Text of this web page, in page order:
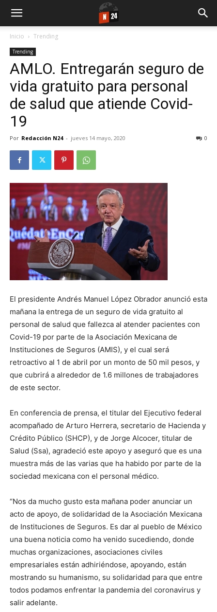
Inicio Trending
Trending
AMLO. Entregarán seguro de
vida gratuito para personal
de salud que atiende Covid-
19
Por Redacción N24 - jueves 14 mayo, 2020 0
El presidente Andrés Manuel López Obrador anunció esta
mañana la entrega de un seguro de vida gratuito al
personal de salud que fallezca al atender pacientes con
Covid-19 por parte de la Asociación Mexicana de
Instituciones de Seguros (AMIS), y el cual será
retroactivo al 1 de abril por un monto de 50 mil pesos, y
que cubrirá a alrededor de 1.6 millones de trabajadores
de este sector.
En conferencia de prensa, el titular del Ejecutivo federal
acompañado de Arturo Herrera, secretario de Hacienda y
Crédito Público (SHCP), y de Jorge Alcocer, titular de
Salud (Ssa), agradeció este apoyo y aseguró que es una
muestra más de las varias que ha habido por parte de la
sociedad mexicana con el personal médico.
“Nos da mucho gusto esta mañana poder anunciar un
acto de apoyo, de solidaridad de la Asociación Mexicana
de Instituciones de Seguros. Es dar al pueblo de México
una buena noticia como ha venido sucediendo, donde
muchas organizaciones, asociaciones civiles
empresariales están adhiriéndose, apoyando, están
mostrando su humanismo, su solidaridad para que entre
todos podamos enfrentar la pandemia del coronavirus y
salir adelante.